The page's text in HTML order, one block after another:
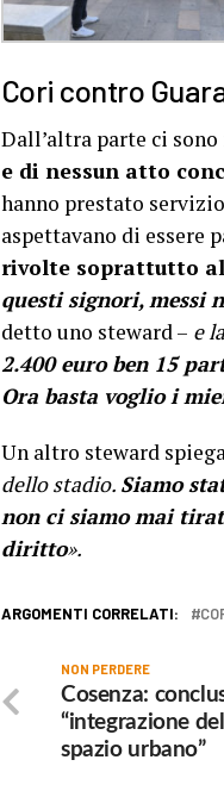
Cori contro
Dall’altra parte ci sono
e di nessun atto
hanno prestato
aspettavano di essere
rivolte soprattutto al
questi signori, messi
detto uno steward – e
2.400 euro ben 15
Ora basta voglio i
Un altro steward
dello stadio. Siamo
non ci siamo mai
diritto».
ARGOMENTI CORRELATI:
NON PERDERE
Cosenza:
“integrazione
spazio urbano”